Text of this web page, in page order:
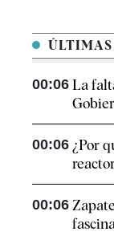
00:06 La
00:06 ¿Por
00:06